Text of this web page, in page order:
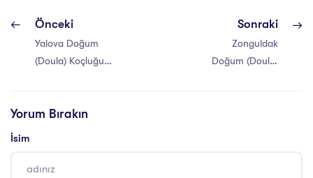
Önceki
Yalova Doğum
(Doula) Koçluğu
Sonraki
Zonguldak
Doğum (Doula)
Yorum Bırakın
İsim